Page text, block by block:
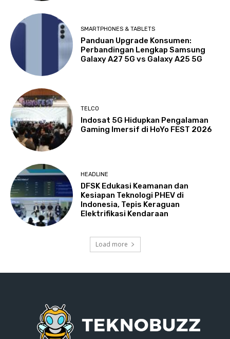
SMARTPHONES & TABLETS
Panduan Upgrade Konsumen:
Perbandingan Lengkap Samsung
Galaxy A27 5G vs Galaxy A25 5G
TELCO
Indosat 5G Hidupkan Pengalaman
Gaming Imersif di HoYo FEST 2026
HEADLINE
DFSK Edukasi Keamanan dan
Kesiapan Teknologi PHEV di
Indonesia, Tepis Keraguan
Elektrifikasi Kendaraan
Load more